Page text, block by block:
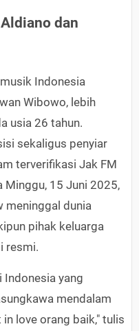
dan
Indonesia
Wibowo, lebih
usia 26 tahun.
sekaligus penyiar
terverifikasi Jak FM
Minggu, 15 Juni 2025,
meninggal dunia
pihak keluarga
resmi.
Indonesia yang
mendalam
love orang baik," tulis